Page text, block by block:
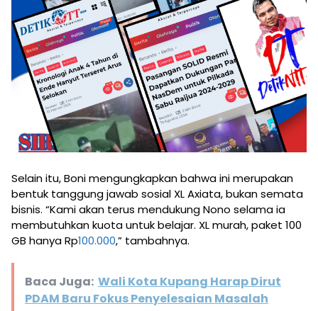
Selain itu, Boni mengungkapkan bahwa ini merupakan
bentuk tanggung jawab sosial XL Axiata, bukan semata
bisnis. “Kami akan terus mendukung Nono selama ia
membutuhkan kuota untuk belajar. XL murah, paket 100
GB hanya Rp100.000,” tambahnya.
Baca Juga: Wali Kota Kupang Harap Dirut
PDAM Baru Fokus Penyelesaian Masalah